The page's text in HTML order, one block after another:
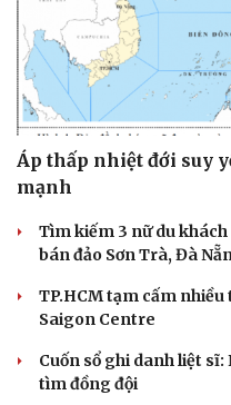
Áp thấp nhiệt đới suy
mạnh
Tìm kiếm 3 nữ du
bán đảo Sơn Trà, Đà
TP.HCM tạm cấm
Saigon Centre
Cuốn sổ ghi danh liệt
tìm đồng đội